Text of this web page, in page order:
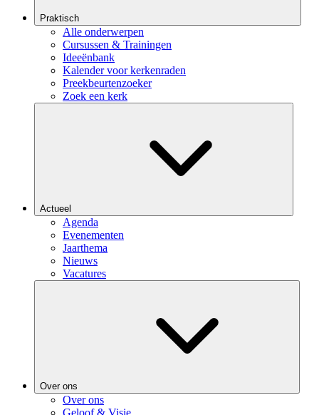
Praktisch
Alle onderwerpen
Cursussen & Trainingen
Ideeënbank
Kalender voor kerkenraden
Preekbeurtenzoeker
Zoek een kerk
Actueel
Agenda
Evenementen
Jaarthema
Nieuws
Vacatures
Over ons
Over ons
Geloof & Visie